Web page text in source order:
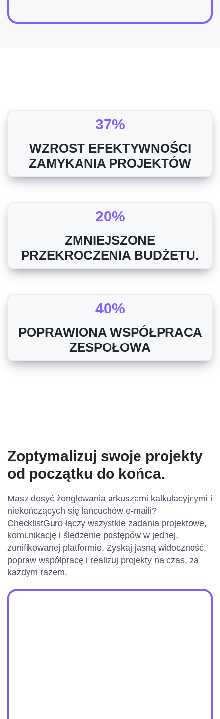
37%
WZROST EFEKTYWNOŚCI
ZAMYKANIA PROJEKTÓW
20%
ZMNIEJSZONE
PRZEKROCZENIA BUDŻETU.
40%
POPRAWIONA WSPÓŁPRACA
ZESPOŁOWA
Zoptymalizuj swoje projekty
od początku do końca.
Masz dosyć żonglowania arkuszami kalkulacyjnymi i
niekończących się łańcuchów e-maili?
ChecklistGuro łączy wszystkie zadania projektowe,
komunikację i śledzenie postępów w jednej,
zunifikowanej platformie. Zyskaj jasną widoczność,
popraw współpracę i realizuj projekty na czas, za
każdym razem.